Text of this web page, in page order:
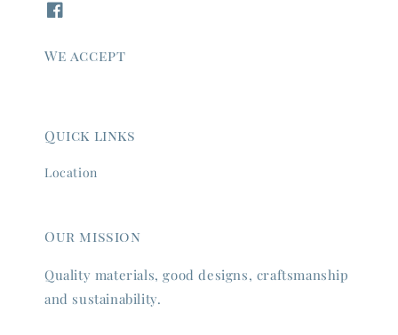
We accept
Quick links
Location
Our mission
Quality materials, good designs, craftsmanship
and sustainability.